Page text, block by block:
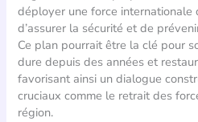
déployer une force internationale
d’assurer la sécurité et de
Ce plan pourrait être la clé pour
dure depuis des années et
favorisant ainsi un dialogue
cruciaux comme le retrait des
région.